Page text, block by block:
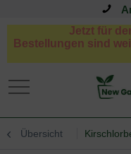
Jetzt für
Bestellungen sind
Übersicht